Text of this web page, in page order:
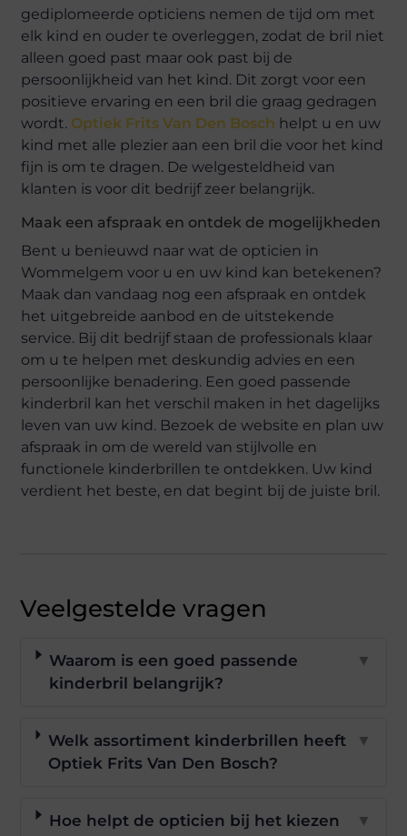
gediplomeerde opticiens nemen de tijd om met
elk kind en ouder te overleggen, zodat de bril niet
alleen goed past maar ook past bij de
persoonlijkheid van het kind. Dit zorgt voor een
positieve ervaring en een bril die graag gedragen
wordt. Optiek Frits Van Den Bosch helpt u en uw
kind met alle plezier aan een bril die voor het kind
fijn is om te dragen. De welgesteldheid van
klanten is voor dit bedrijf zeer belangrijk.
Maak een afspraak en ontdek de mogelijkheden
Bent u benieuwd naar wat de opticien in
Wommelgem voor u en uw kind kan betekenen?
Maak dan vandaag nog een afspraak en ontdek
het uitgebreide aanbod en de uitstekende
service. Bij dit bedrijf staan de professionals klaar
om u te helpen met deskundig advies en een
persoonlijke benadering. Een goed passende
kinderbril kan het verschil maken in het dagelijks
leven van uw kind. Bezoek de website en plan uw
afspraak in om de wereld van stijlvolle en
functionele kinderbrillen te ontdekken. Uw kind
verdient het beste, en dat begint bij de juiste bril.
Veelgestelde vragen
Waarom is een goed passende
kinderbril belangrijk?
▼
Welk assortiment kinderbrillen heeft
Optiek Frits Van Den Bosch?
▼
Hoe helpt de opticien bij het kiezen
▼